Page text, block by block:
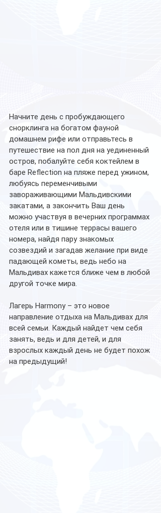
Начните день с пробуждающего
снорклинга на богатом фауной
домашнем рифе или отправьтесь в
путешествие на пол дня на уединенный
остров, побалуйте себя коктейлем в
баре Reflection на пляже перед ужином,
любуясь переменчивыми
завораживающими Мальдивскими
закатами, а закончить Ваш день
можно участвуя в вечерних программах
отеля или в тишине террасы вашего
номера, найдя пару знакомых
созвездий и загадав желание при виде
падающей кометы, ведь небо на
Мальдивах кажется ближе чем в любой
другой точке мира.
Лагерь Harmony – это новое
направление отдыха на Мальдивах для
всей семьи. Каждый найдет чем себя
занять, ведь и для детей, и для
взрослых каждый день не будет похож
на предыдущий!